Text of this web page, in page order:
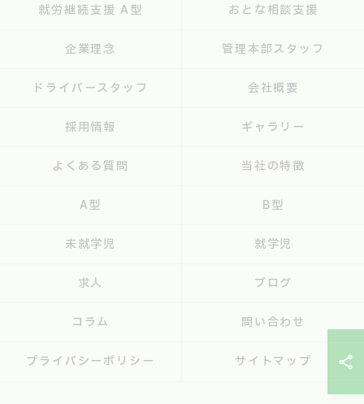
就労継続支援 A型 おとな相談支援
企業理念 管理本部スタッフ
ドライバースタッフ 会社概要
採用情報 ギャラリー
よくある質問 当社の特徴
A型 B型
未就学児 就学児
求人 ブログ
コラム 問い合わせ
プライバシーポリシー サイトマップ